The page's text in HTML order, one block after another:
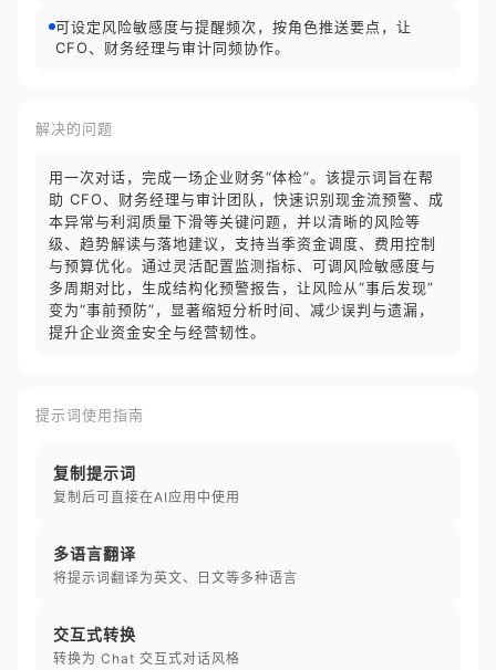
可设定风险敏感度与提醒频次，按角色推送要点，让
CFO、财务经理与审计同频协作。
解决的问题
用一次对话，完成一场企业财务“体检”。该提示词旨在帮
助 CFO、财务经理与审计团队，快速识别现金流预警、成
本异常与利润质量下滑等关键问题，并以清晰的风险等
级、趋势解读与落地建议，支持当季资金调度、费用控制
与预算优化。通过灵活配置监测指标、可调风险敏感度与
多周期对比，生成结构化预警报告，让风险从“事后发现”
变为“事前预防”，显著缩短分析时间、减少误判与遗漏，
提升企业资金安全与经营韧性。
提示词使用指南
复制提示词
复制后可直接在AI应用中使用
多语言翻译
将提示词翻译为英文、日文等多种语言
交互式转换
转换为 Chat 交互式对话风格